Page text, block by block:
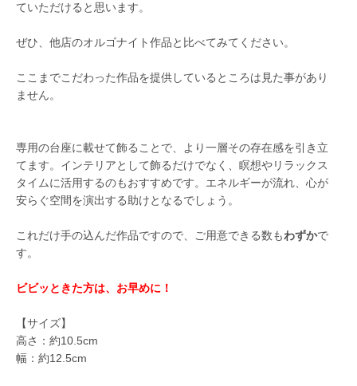
ていただけると思います。
ぜひ、他店のオルゴナイト作品と比べてみてください。
ここまでこだわった作品を提供しているところは見た事があり
ません。
専用の台座に載せて飾ることで、より一層その存在感を引き立
てます。インテリアとして飾るだけでなく、瞑想やリラックス
タイムに活用するのもおすすめです。エネルギーが流れ、心が
安らぐ空間を演出する助けとなるでしょう。
これだけ手の込んだ作品ですので、ご用意できる数もわずかで
す。
ビビッときた方は、お早めに！
【サイズ】
高さ：約10.5cm
幅：約12.5cm